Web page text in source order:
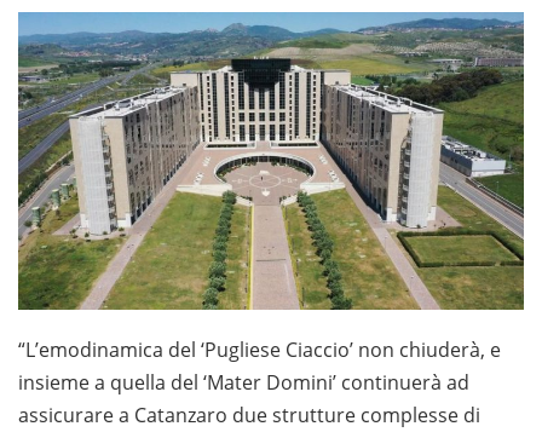
“L’emodinamica del ‘Pugliese Ciaccio’ non chiuderà, e
insieme a quella del ‘Mater Domini’ continuerà ad
assicurare a Catanzaro due strutture complesse di